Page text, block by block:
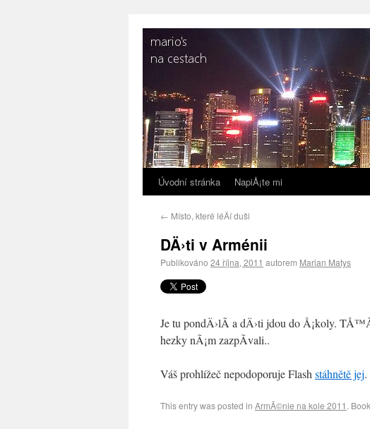
Úvodní stránka NapiÅ¡te mi
← Místo, které léÄí duši
DÄ›ti v Arménii
Publikováno 24 října, 2011 autorem Marian Matys
Je tu pondÄ›lÃ­ a dÄ›ti jdou do Å¡koly.
hezky nÃ¡m zazpÃ­vali..
Váš prohlížeč nepodoporuje Flash stáhnětě jej.
This entry was posted in ArmÃ©nie na kole 2011 .